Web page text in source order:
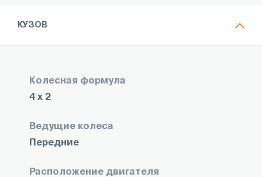
КУЗОВ
Колесная формула
4 x 2
Ведущие колеса
Передние
Расположение двигателя